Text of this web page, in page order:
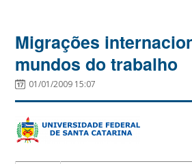
Migrações
mundos do trabalho
01/01/2009 15:07